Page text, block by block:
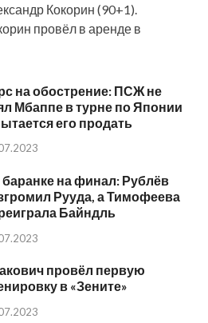
Кокорин (90+1).
провёл в аренде в
на обострение: ПСЖ не
Мбаппе в турне по Японии
его продать
на финал: Рублёв
Рууда, а Тимофеева
Байндль
провёл первую
в «Зените»